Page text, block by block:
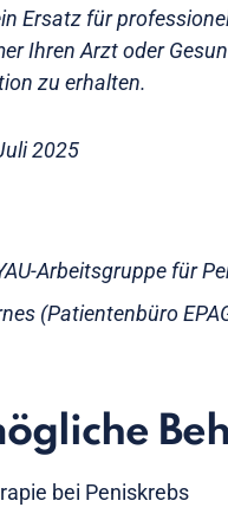
Ersatz für
Ihren Arzt oder
zu erhalten.
2025
Arbeitsgruppe für
(Patientenbüro
bei Peniskrebs